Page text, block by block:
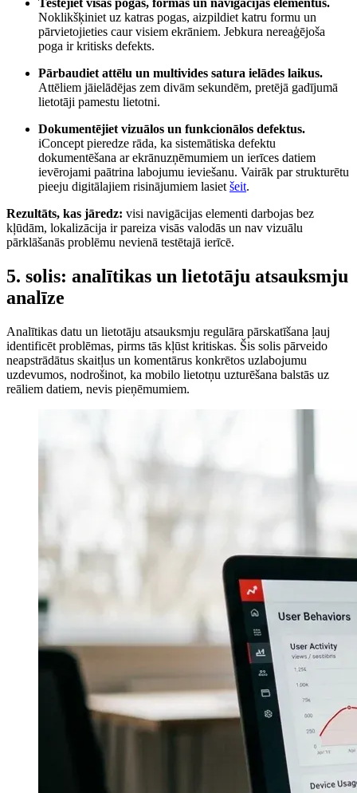
Testējiet visas pogas, formas un navigācijas elementus.
Noklikšķiniet uz katras pogas, aizpildiet katru formu un
pārvietojieties caur visiem ekrāniem. Jebkura nereaģējoša
poga ir kritisks defekts.
Pārbaudiet attēlu un multivides satura ielādes laikus.
Attēliem jāielādējas zem divām sekundēm, pretējā gadījumā
lietotāji pamestu lietotni.
Dokumentējiet vizuālos un funkcionālos defektus.
iConcept pieredze rāda, ka sistemātiska defektu
dokumentēšana ar ekrānuzņēmumiem un ierīces datiem
ievērojami paātrina labojumu ieviešanu. Vairāk par strukturētu
pieeju digitālajiem risinājumiem lasiet šeit.
Rezultāts, kas jāredz: visi navigācijas elementi darbojas bez
kļūdām, lokalizācija ir pareiza visās valodās un nav vizuālu
pārklāšanās problēmu nevienā testētajā ierīcē.
5. solis: analītikas un lietotāju atsauksmju
analīze
Analītikas datu un lietotāju atsauksmju regulāra pārskatīšana ļauj
identificēt problēmas, pirms tās kļūst kritiskas. Šis solis pārveido
neapstrādātus skaitļus un komentārus konkrētos uzlabojumu
uzdevumos, nodrošinot, ka mobilo lietotņu uzturēšana balstās uz
reāliem datiem, nevis pieņēmumiem.